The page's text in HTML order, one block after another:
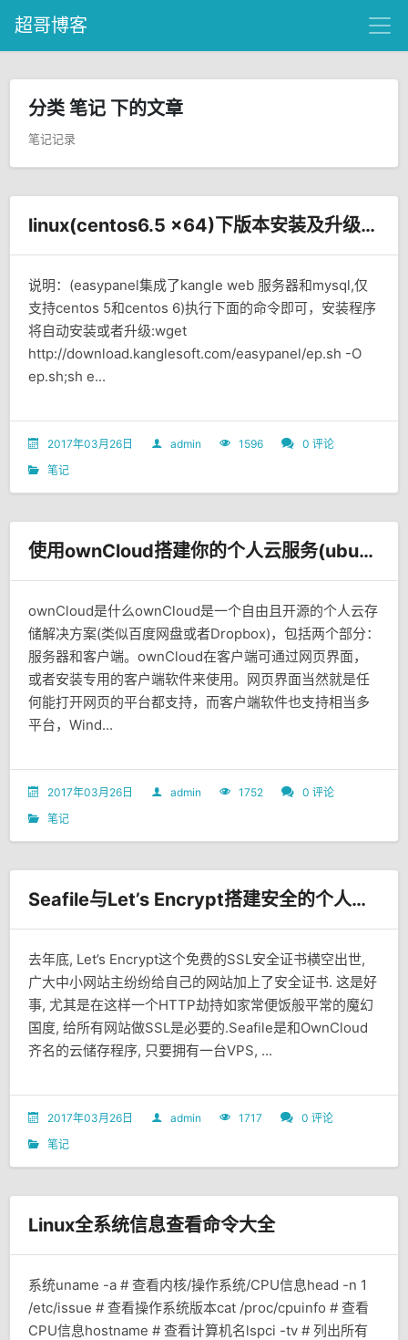
超哥博客
分类 笔记 下的文章
笔记记录
linux(centos6.5 x64)下版本安装及升级kangle+easypanel
说明：(easypanel集成了kangle web 服务器和mysql,仅
支持centos 5和centos 6)执行下面的命令即可，安装程序
将自动安装或者升级:wget
http://download.kanglesoft.com/easypanel/ep.sh -O
ep.sh;sh e...
2017年03月26日 admin 1596
0 评论
笔记
使用ownCloud搭建你的个人云服务(ubuntu 14.04 server)
ownCloud是什么ownCloud是一个自由且开源的个人云存
储解决方案(类似百度网盘或者Dropbox)，包括两个部分：
服务器和客户端。ownCloud在客户端可通过网页界面，
或者安装专用的客户端软件来使用。网页界面当然就是任
何能打开网页的平台都支持，而客户端软件也支持相当多
平台，Wind...
2017年03月26日 admin 1752
0 评论
笔记
Seafile与Let’s Encrypt搭建安全的个人云储存
去年底, Let’s Encrypt这个免费的SSL安全证书横空出世,
广大中小网站主纷纷给自己的网站加上了安全证书. 这是好
事, 尤其是在这样一个HTTP劫持如家常便饭般平常的魔幻
国度, 给所有网站做SSL是必要的.Seafile是和OwnCloud
齐名的云储存程序, 只要拥有一台VPS, ...
2017年03月26日 admin 1717
0 评论
笔记
Linux全系统信息查看命令大全
系统uname -a # 查看内核/操作系统/CPU信息head -n 1
/etc/issue # 查看操作系统版本cat /proc/cpuinfo # 查看
CPU信息hostname # 查看计算机名lspci -tv # 列出所有